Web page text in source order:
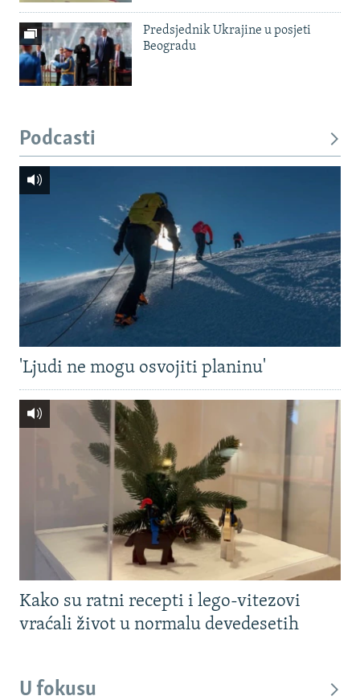
Predsjednik Ukrajine u posjeti
Beogradu
Podcasti
'Ljudi ne mogu osvojiti planinu'
Kako su ratni recepti i lego-vitezovi
vraćali život u normalu devedesetih
U fokusu